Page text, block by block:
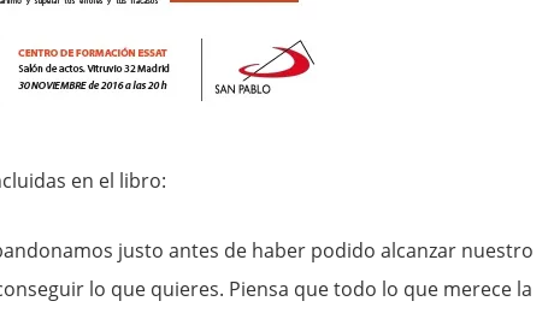
en el libro:
justo antes de haber podido alcanzar nuestro
lo que quieres. Piensa que todo lo que merece la